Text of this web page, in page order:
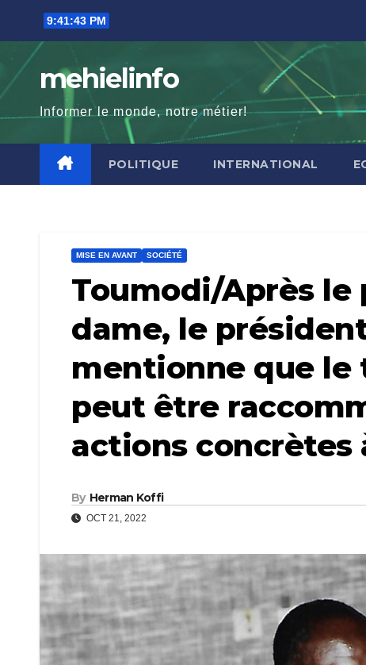
content
9:41:45 PM
mehielinfo
Informer le monde, notre métier!
POLITIQUE INTERNATIONAL
MISE EN AVANT SOCIÉTÉ
Toumodi/Après le
dame, le
mentionne que le
peut être
actions concrètes
By Herman Koffi
OCT 21, 2022